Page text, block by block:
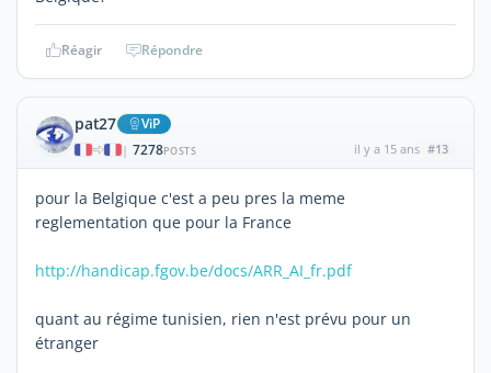
Réagir Répondre
pat27 ViP
| 7278POSTS il y a 15 ans #13
pour la Belgique c'est a peu pres la meme
reglementation que pour la France
http://handicap.fgov.be/docs/ARR_AI_fr.pdf
quant au régime tunisien, rien n'est prévu pour un
étranger